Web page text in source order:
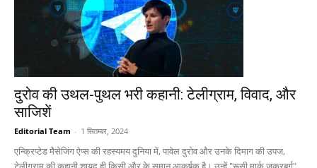
दुरोव की उथल-पुथल भरी कहानी: टेलीग्राम, विवाद, और
साजिशें
Editorial Team - 1 सितम्बर, 2024
एन्क्रिप्टेड मैसेजिंग ऐप्स की रहस्यमय दुनिया में, पावेल दुरोव और उनके दिमाग की उपज,